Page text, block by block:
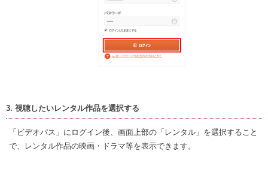
3. 視聴したいレンタル作品を選択する
「ビデオパス」にログイン後、画面上部の「レンタル」を選択すること
で、レンタル作品の映画・ドラマ等を表示できます。